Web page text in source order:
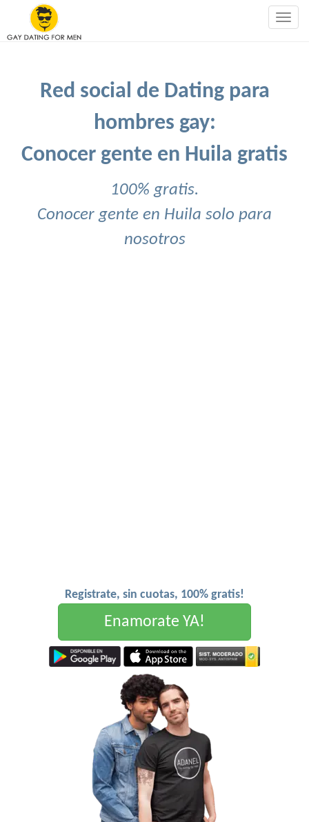
Red social de Dating para
hombres gay:
Conocer gente en Huila gratis
100% gratis.
Conocer gente en Huila solo para
nosotros
Registrate, sin cuotas, 100% gratis!
Enamorate YA!